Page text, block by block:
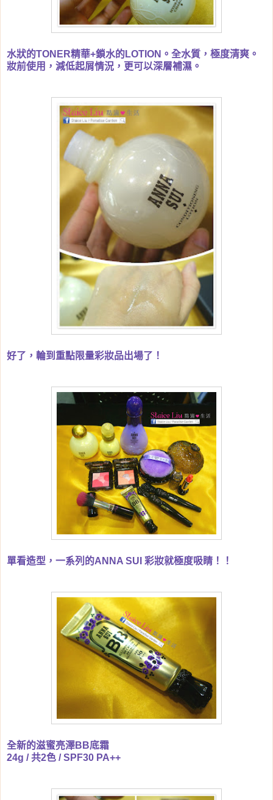
水狀的TONER精華+鎖水的LOTION。全水質，極度清爽。
妝前使用，減低起屑情況，更可以深層補濕。
好了，輪到重點限量彩妝品出場了！
單看造型，一系列的ANNA SUI 彩妝就極度吸睛！！
全新的滋蜜亮澤BB底霜
24g / 共2色 / SPF30 PA++